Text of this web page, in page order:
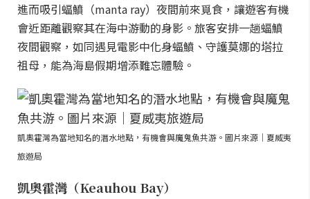
進而吸引蝠鱝（manta ray）夜間前來覓食，讓遊客有機
會近距離觀察其在海中游動的身影。旅客安排一趟蝠鱝
夜間觀察，如同遇見電影中化身蝠鱝、守護莫娜的塔拉
祖母，能為海島假期增添難忘體驗。
凱奧霍灣為當地知名的潛水地點，有機會與魔鬼魚共游。圖片來源｜夏威夷
旅遊局
凱奧霍灣（Keauhou Bay）